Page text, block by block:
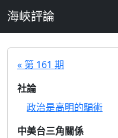
海峽評論
« 第 161 期
社論
政治是高明的騙術
中美台三角關係